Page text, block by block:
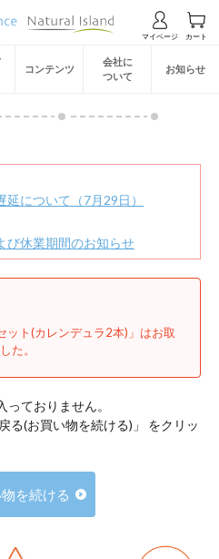
コンテンツ
会社に
ついて
お知らせ
について（7月29日）
び休業期間のお知らせ
ット(カレンデュラ2本)」はお取
た。
ておりません。
る(お買い物を続ける)」 をクリッ
を続ける